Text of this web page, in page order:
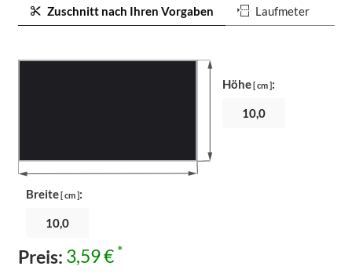
Zuschnitt nach Ihren Vorgaben Laufmeter
Breite[ cm ]:
Höhe[ cm ]:
Preis: 3,59 € *